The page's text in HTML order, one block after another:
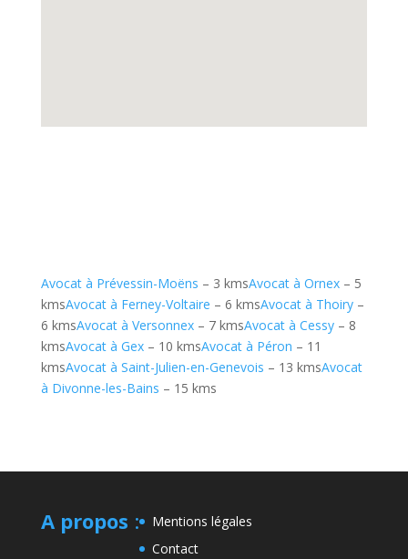
Avocat à Prévessin-Moëns – 3 kmsAvocat à Ornex– 5
kmsAvocat à Ferney-Voltaire – 6 kmsAvocat à Thoiry–
6 kmsAvocat à Versonnex– 7 kmsAvocat à Cessy– 8
kmsAvocat à Gex– 10 kmsAvocat à Péron – 11
kmsAvocat à Saint-Julien-en-Genevois – 13 kmsAvocat
à Divonne-les-Bains – 15 kms
A propos :
Mentions légales
Contact